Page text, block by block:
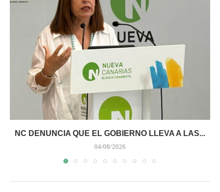
NC DENUNCIA QUE EL GOBIERNO LLEVA A LAS...
04/08/2026